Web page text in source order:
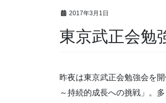
2017年3月1日
東京武正会勉
昨夜は東京武正会勉強会を
～持続的成長への挑戦」。